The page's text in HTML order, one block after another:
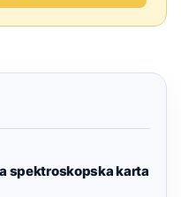
spektroskopska karta